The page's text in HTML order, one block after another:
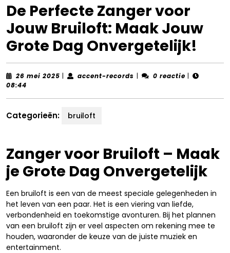
De Perfecte Zanger voor
Jouw Bruiloft: Maak Jouw
Grote Dag Onvergetelijk!
26 mei 2025 26
| accent-records accent-
| 0 reactie |
08:44
Categorieën: bruiloft
Zanger voor Bruiloft – Maak
je Grote Dag Onvergetelijk
Een bruiloft is een van de meest speciale gelegenheden in
het leven van een paar. Het is een viering van liefde,
verbondenheid en toekomstige avonturen. Bij het plannen
van een bruiloft zijn er veel aspecten om rekening mee te
houden, waaronder de keuze van de juiste muziek en
entertainment.